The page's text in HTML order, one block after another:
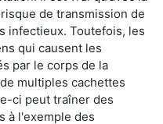
de transmission de
infectieux. Toutefois, les
qui causent les
par le corps de la
multiples cachettes
ci peut traîner des
à l'exemple des